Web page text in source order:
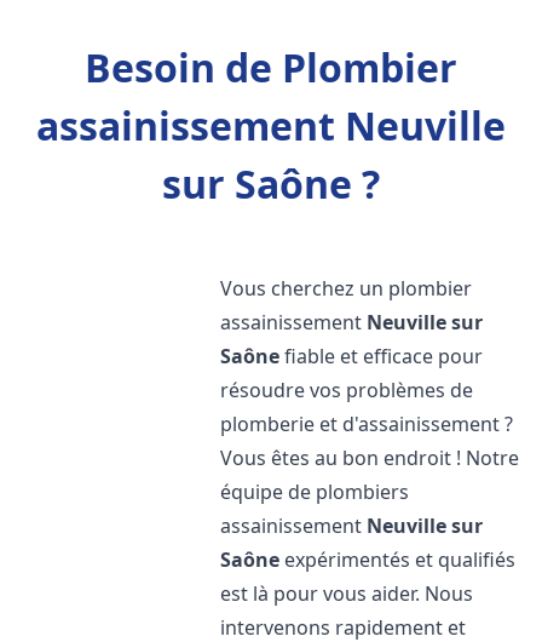
Besoin de Plombier
assainissement Neuville
sur Saône ?
Vous cherchez un plombier
assainissement Neuville sur
Saônefiable et efficace pour
résoudre vos problèmes de
plomberie et d'assainissement ?
Vous êtes au bon endroit ! Notre
équipe de plombiers
assainissement Neuville sur
Saône expérimentés et qualifiés
est là pour vous aider. Nous
intervenons rapidement et